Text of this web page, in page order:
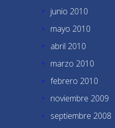
junio 2010
mayo 2010
abril 2010
marzo 2010
febrero 2010
noviembre 2009
septiembre 2008